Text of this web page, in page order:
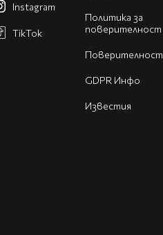
Политика за
поверителност
Поверителност
GDPR Инфо
Известия
Instagram
TikTok